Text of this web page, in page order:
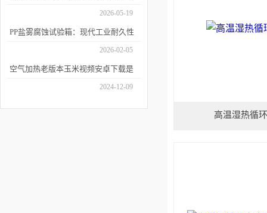
下载如何精准模拟海洋腐蚀环境？
2026-05-19
PP盐雾腐蚀试验箱：现代工业耐久性
2026-02-05
空气加热老版本玉米视频安卓下载是
2024-12-09
高温湿热循